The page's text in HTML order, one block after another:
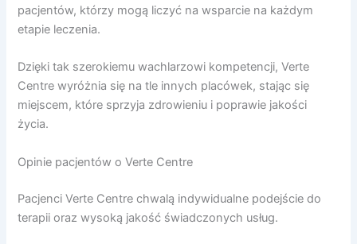
pacjentów, którzy mogą liczyć na wsparcie na każdym
etapie leczenia.
Dzięki tak szerokiemu wachlarzowi kompetencji, Verte
Centre wyróżnia się na tle innych placówek, stając się
miejscem, które sprzyja zdrowieniu i poprawie jakości
życia.
Opinie pacjentów o Verte Centre
Pacjenci Verte Centre chwalą indywidualne podejście do
terapii oraz wysoką jakość świadczonych usług.